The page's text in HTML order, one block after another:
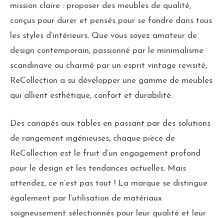
mission claire : proposer des meubles de qualité,
conçus pour durer et pensés pour se fondre dans tous
les styles d’intérieurs. Que vous soyez amateur de
design contemporain, passionné par le minimalisme
scandinave ou charmé par un esprit vintage revisité,
ReCollection a su développer une gamme de meubles
qui allient esthétique, confort et durabilité.
Des canapés aux tables en passant par des solutions
de rangement ingénieuses, chaque pièce de
ReCollection est le fruit d’un engagement profond
pour le design et les tendances actuelles. Mais
attendez, ce n’est pas tout ! La marque se distingue
également par l’utilisation de matériaux
soigneusement sélectionnés pour leur qualité et leur